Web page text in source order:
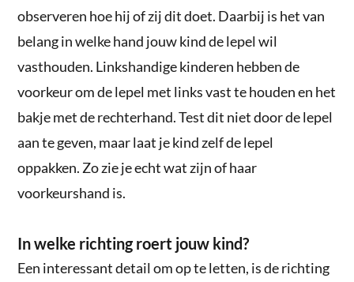
observeren hoe hij of zij dit doet. Daarbij is het van
belang in welke hand jouw kind de lepel wil
vasthouden. Linkshandige kinderen hebben de
voorkeur om de lepel met links vast te houden en het
bakje met de rechterhand. Test dit niet door de lepel
aan te geven, maar laat je kind zelf de lepel
oppakken. Zo zie je echt wat zijn of haar
voorkeurshand is.
In welke richting roert jouw kind?
Een interessant detail om op te letten, is de richting